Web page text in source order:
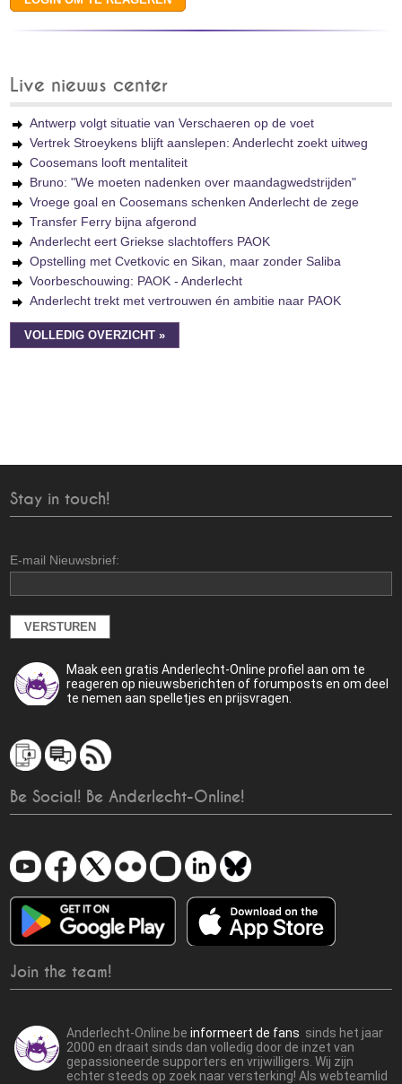
Live nieuws center
Antwerp volgt situatie van Verschaeren op de voet
Vertrek Stroeykens blijft aanslepen: Anderlecht zoekt uitweg
Coosemans looft mentaliteit
Bruno: "We moeten nadenken over maandagwedstrijden"
Vroege goal en Coosemans schenken Anderlecht de zege
Transfer Ferry bijna afgerond
Anderlecht eert Griekse slachtoffers PAOK
Opstelling met Cvetkovic en Sikan, maar zonder Saliba
Voorbeschouwing: PAOK - Anderlecht
Anderlecht trekt met vertrouwen én ambitie naar PAOK
VOLLEDIG OVERZICHT »
Stay in touch!
E-mail Nieuwsbrief:
Maak een gratis Anderlecht-Online profiel aan om te
reageren op nieuwsberichten of forumposts en om deel
te nemen aan spelletjes en prijsvragen.
Be Social! Be Anderlecht-Online!
Join the team!
Anderlecht-Online.beinformeert de fans sinds het jaar
2000 en draait sinds dan volledig door de inzet van
gepassioneerde supporters en vrijwilligers. Wij zijn
echter steeds op zoek naar versterking! Als webteamlid